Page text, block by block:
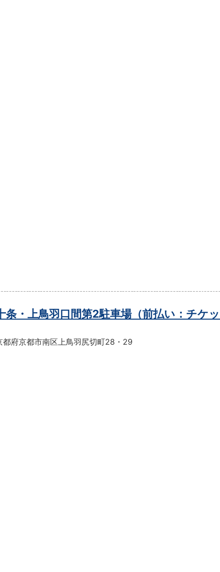
条・上鳥羽口間第2駐車場（前払い：チケ
都府京都市南区上鳥羽尻切町28・29